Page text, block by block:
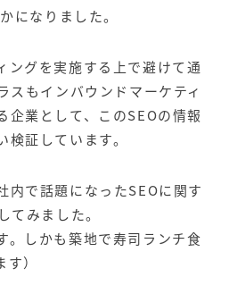
製品
【金融機関向け】マーケティ
ング
サービス
ビス（LINE）
になりました。
ングを実施する上で避けて通
スもインバウンドマーケティ
企業として、このSEOの情報
証しています。
内で話題になったSEOに関す
てみました。
。しかも築地で寿司ランチ食
）